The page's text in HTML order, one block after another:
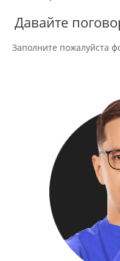
Давайте
Заполните пожалуйста